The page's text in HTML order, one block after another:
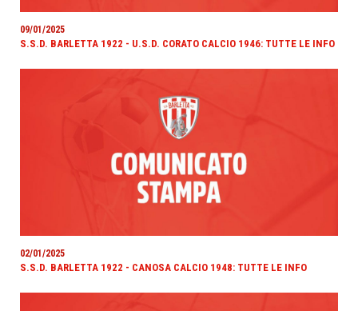
09/01/2025
S.S.D. BARLETTA 1922 - U.S.D. CORATO CALCIO 1946: TUTTE LE INFO
02/01/2025
S.S.D. BARLETTA 1922 - CANOSA CALCIO 1948: TUTTE LE INFO